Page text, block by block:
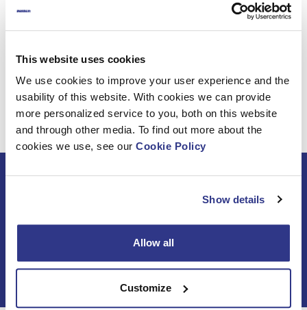
This website uses cookies
We use cookies to improve your user experience and the
usability of this website. With cookies we can provide
more personalized service to you, both on this website
and through other media. To find out more about the
cookies we use, see our Cookie Policy
Show details
Allow all
Customize
www.joululahjaitamerelle.fi
Beställ DINO